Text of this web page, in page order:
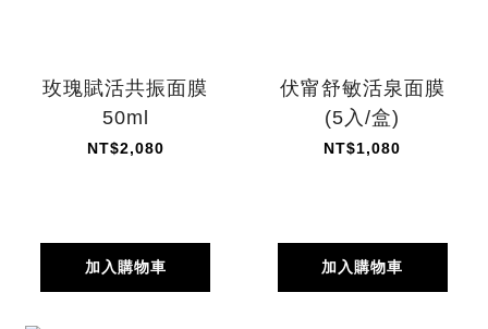
玫瑰賦活共振面膜
50ml
NT$2,080
加入購物車
伏甯舒敏活泉面膜
(5入/盒)
NT$1,080
加入購物車